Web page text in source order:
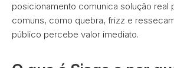
posicionamento comunica solução real
comuns, como quebra, frizz e
público percebe valor imediato.